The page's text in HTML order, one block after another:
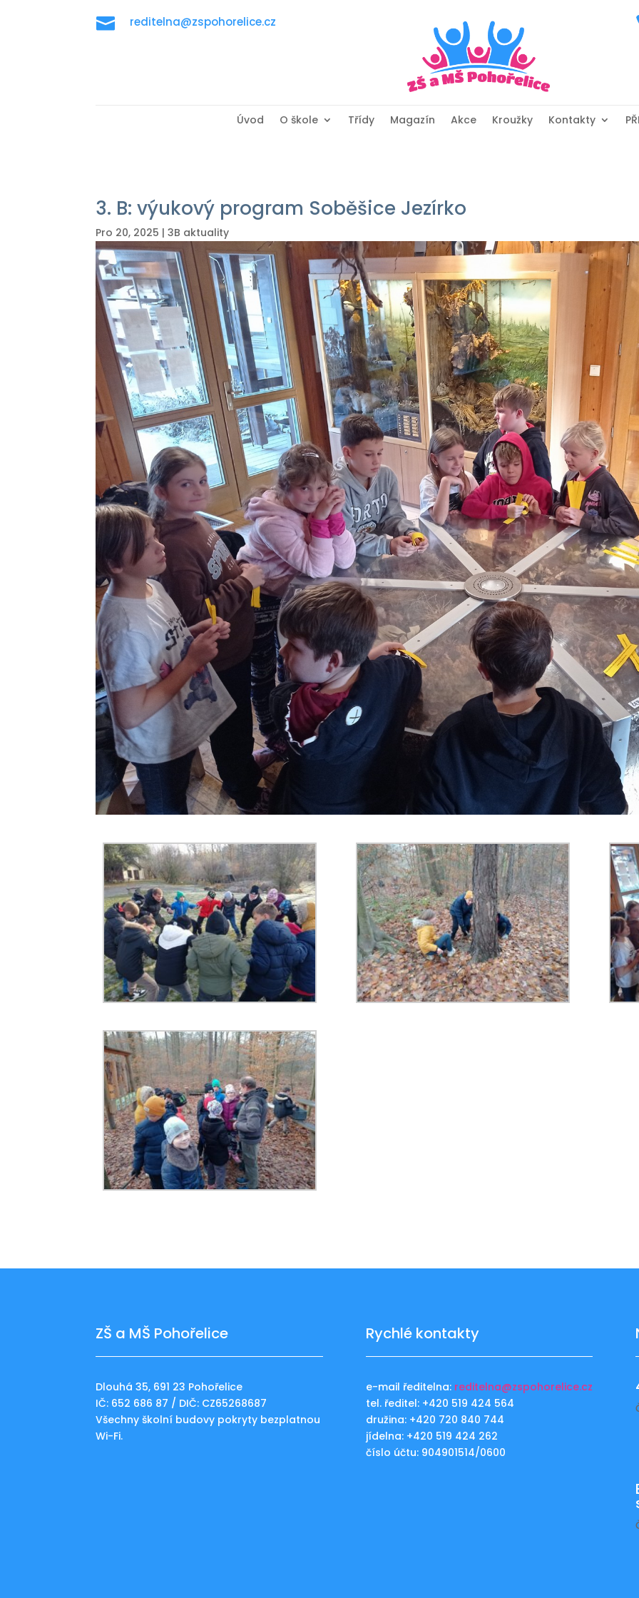
 reditelna@zspohorelice.cz
Úvod O škole Třídy Magazín Akce Kroužky Kontakty
3. B: výukový program Soběšice Jezírko
Pro 20, 2025 |3B aktuality
ZŠ a MŠ Pohořelice
Dlouhá 35, 691 23 Pohořelice
IČ: 652 686 87 / DIČ: CZ65268687
Všechny školní budovy pokryty bezplatnou
Wi-Fi.
Rychlé kontakty
e-mail ředitelna: reditelna@zspohorelice.cz
tel. ředitel: +420 519 424 564
družina: +420 720 840 744
jídelna: +420 519 424 262
číslo účtu: 904901514/0600